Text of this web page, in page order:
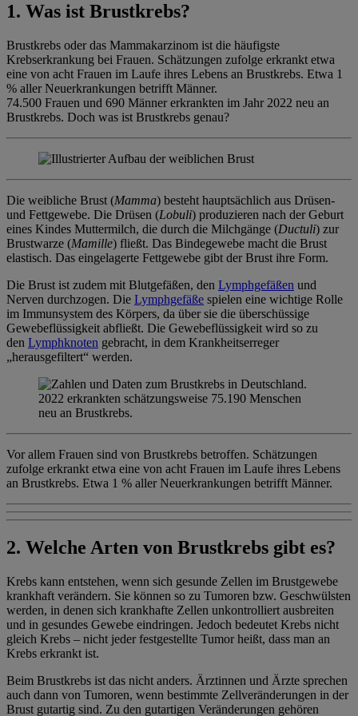
1. Was ist Brustkrebs?
Brustkrebs oder das Mammakarzinom ist die häufigste
Krebserkrankung bei Frauen. Schätzungen zufolge erkrankt etwa
eine von acht Frauen im Laufe ihres Lebens an Brustkrebs. Etwa 1
% aller Neuerkrankungen betrifft Männer.
74.500 Frauen und 690 Männer erkrankten im Jahr 2022 neu an
Brustkrebs. Doch was ist Brustkrebs genau?
Die weibliche Brust (Mamma) besteht hauptsächlich aus Drüsen-
und Fettgewebe. Die Drüsen (Lobuli) produzieren nach der Geburt
eines Kindes Muttermilch, die durch die Milchgänge (Ductuli) zur
Brustwarze (Mamille) fließt. Das Bindegewebe macht die Brust
elastisch. Das eingelagerte Fettgewebe gibt der Brust ihre Form.
Die Brust ist zudem mit Blutgefäßen, den Lymphgefäßen und
Nerven durchzogen. Die Lymphgefäße spielen eine wichtige Rolle
im Immunsystem des Körpers, da über sie die überschüssige
Gewebeflüssigkeit abfließt. Die Gewebeflüssigkeit wird so zu
den Lymphknoten gebracht, in dem Krankheitserreger
„herausgefiltert“ werden.
Vor allem Frauen sind von Brustkrebs betroffen. Schätzungen
zufolge erkrankt etwa eine von acht Frauen im Laufe ihres Lebens
an Brustkrebs. Etwa 1 % aller Neuerkrankungen betrifft Männer.
2. Welche Arten von Brustkrebs gibt es?
Krebs kann entstehen, wenn sich gesunde Zellen im Brustgewebe
krankhaft verändern. Sie können so zu Tumoren bzw. Geschwülsten
werden, in denen sich krankhafte Zellen unkontrolliert ausbreiten
und in gesundes Gewebe eindringen. Jedoch bedeutet Krebs nicht
gleich Krebs – nicht jeder festgestellte Tumor heißt, dass man an
Krebs erkrankt ist.
Beim Brustkrebs ist das nicht anders. Ärztinnen und Ärzte sprechen
auch dann von Tumoren, wenn bestimmte Zellveränderungen in der
Brust gutartig sind. Zu den gutartigen Veränderungen gehören